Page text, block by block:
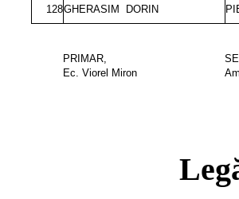
128GHERASIM DORIN
PRIMAR,
Ec. Viorel Miron